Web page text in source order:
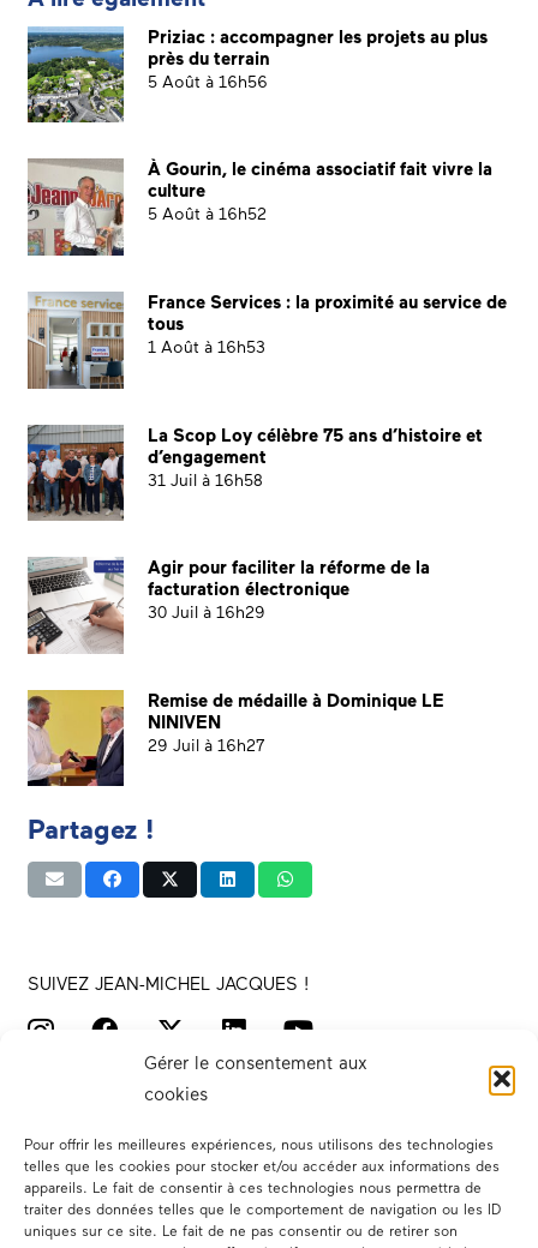
Gérer le consentement aux
cookies
Pour offrir les meilleures expériences, nous utilisons des technologies
telles que les cookies pour stocker et/ou accéder aux informations des
appareils. Le fait de consentir à ces technologies nous permettra de
traiter des données telles que le comportement de navigation ou les ID
uniques sur ce site. Le fait de ne pas consentir ou de retirer son
Priziac : accompagner les projets au plus
près du terrain
5 Août à 16h56
À Gourin, le cinéma associatif fait vivre la
culture
5 Août à 16h52
France Services : la proximité au service de
tous
1 Août à 16h53
La Scop Loy célèbre 75 ans d’histoire et
d’engagement
31 Juil à 16h58
Agir pour faciliter la réforme de la
facturation électronique
30 Juil à 16h29
Remise de médaille à Dominique LE
NINIVEN
29 Juil à 16h27
Partagez !
SUIVEZ JEAN-MICHEL JACQUES !
Votre député